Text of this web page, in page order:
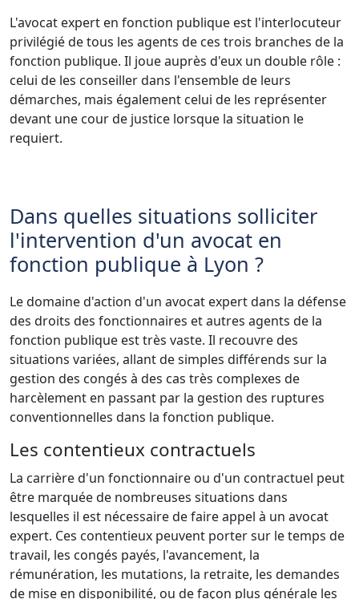
L'avocat expert en fonction publique est l'interlocuteur
privilégié de tous les agents de ces trois branches de la
fonction publique. Il joue auprès d'eux un double rôle :
celui de les conseiller dans l'ensemble de leurs
démarches, mais également celui de les représenter
devant une cour de justice lorsque la situation le
requiert.
Dans quelles situations solliciter
l'intervention d'un avocat en
fonction publique à Lyon ?
Le domaine d'action d'un avocat expert dans la défense
des droits des fonctionnaires et autres agents de la
fonction publique est très vaste. Il recouvre des
situations variées, allant de simples différends sur la
gestion des congés à des cas très complexes de
harcèlement en passant par la gestion des ruptures
conventionnelles dans la fonction publique.
Les contentieux contractuels
La carrière d'un fonctionnaire ou d'un contractuel peut
être marquée de nombreuses situations dans
lesquelles il est nécessaire de faire appel à un avocat
expert. Ces contentieux peuvent porter sur le temps de
travail, les congés payés, l'avancement, la
rémunération, les mutations, la retraite, les demandes
de mise en disponibilité, ou de façon plus générale les